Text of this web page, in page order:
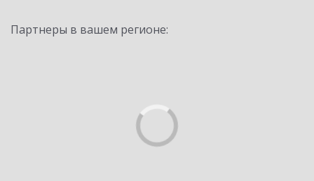
Партнеры в вашем регионе: